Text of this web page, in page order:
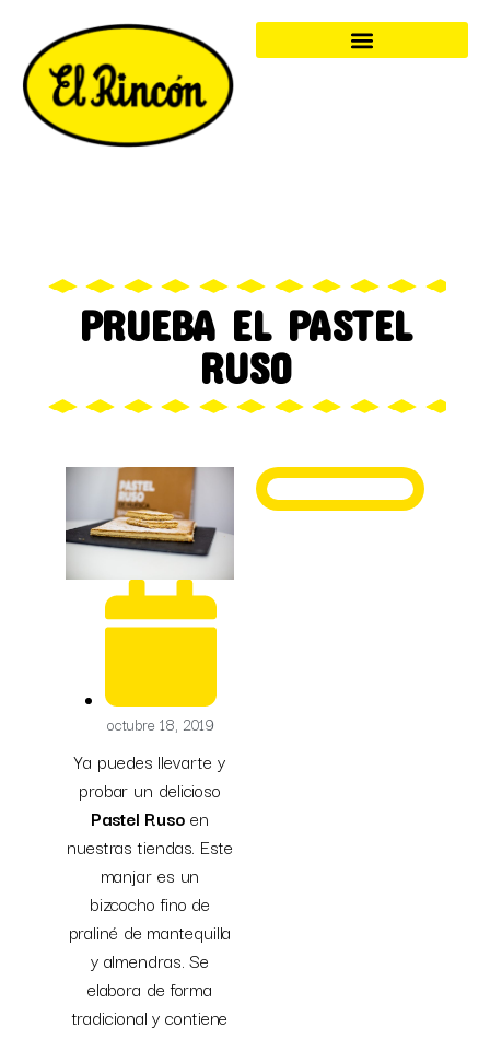
PRUEBA EL PASTEL
RUSO
octubre 18, 2019
Ya puedes llevarte y
probar un delicioso
Pastel Rusoen
nuestras tiendas. Este
manjar es un
bizcocho fino de
praliné de mantequilla
y almendras. Se
elabora de forma
tradicional y contiene